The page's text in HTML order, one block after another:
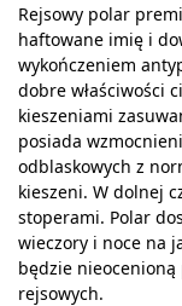
Rejsowy polar
haftowane imię i
wykończeniem
dobre właściwości
kieszeniami
posiada
odblaskowych z
kieszeni. W dolnej
stoperami. Polar
wieczory i noce na
będzie
rejsowych.